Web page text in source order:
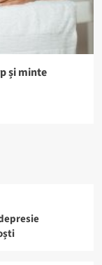
și minte